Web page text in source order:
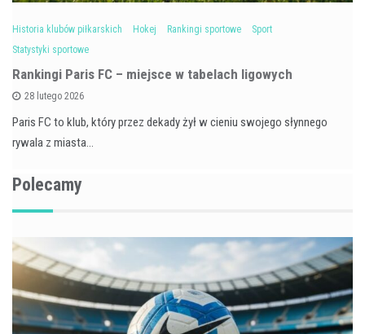
Historia klubów piłkarskich Hokej Rankingi sportowe
Sport
Statystyki sportowe
Rankingi Paris FC – miejsce w tabelach ligowych
28 lutego 2026
Paris FC to klub, który przez dekady żył w cieniu swojego słynnego
rywala z miasta…
Polecamy